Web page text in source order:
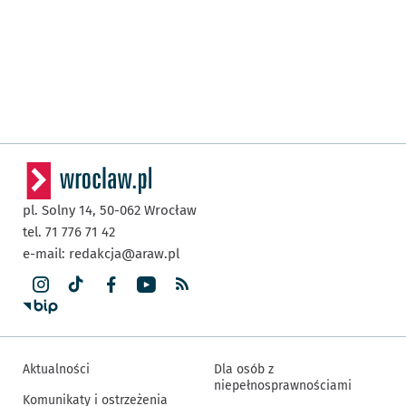
pl. Solny 14, 50-062 Wrocław
tel. 71 776 71 42
e-mail: redakcja@araw.pl
Aktualności
Komunikaty i ostrzeżenia
Dla osób z
niepełnosprawnościami